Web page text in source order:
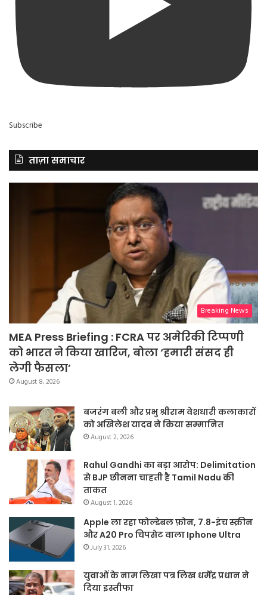
Subscribe
ताज़ा समाचार
Breaking News
MEA Press Briefing : FCRA पर अमेरिकी टिप्पणी
को भारत ने किया खारिज, बोला ‘हमारी संसद ही
लेगी फैसला’
August 8, 2026
बजरंग बली और प्रभु श्रीराम वेशधारी कलाकारों
को अखिलेश यादव ने किया सम्मानित
August 2, 2026
Rahul Gandhi का बड़ा आरोप: Delimitation
से BJP छीनना चाहती है Tamil Nadu की
ताकत
August 1, 2026
Apple ला रहा फोल्डेबल फ़ोन, 7.8-इंच स्क्रीन
और A20 Pro चिपसेट वाला Iphone Ultra
July 31, 2026
युवाओं के नाम लिखा पत्र लिख धर्मेंद्र प्रधान ने
दिया इस्तीफा